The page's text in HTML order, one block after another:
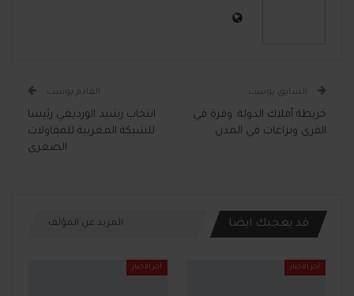
السابق بوست
خريطة أملاك الدولة: وفرة في
القرى ونزاعات في المدن
القادم بوست
انتخاب رشيد الورديغي رئيسا
للشبكة المغربية للمقاولات
الصغرى
قد يعجبك ايضا المزيد عن المؤلف
آخر الأخبار آخر الأخبار